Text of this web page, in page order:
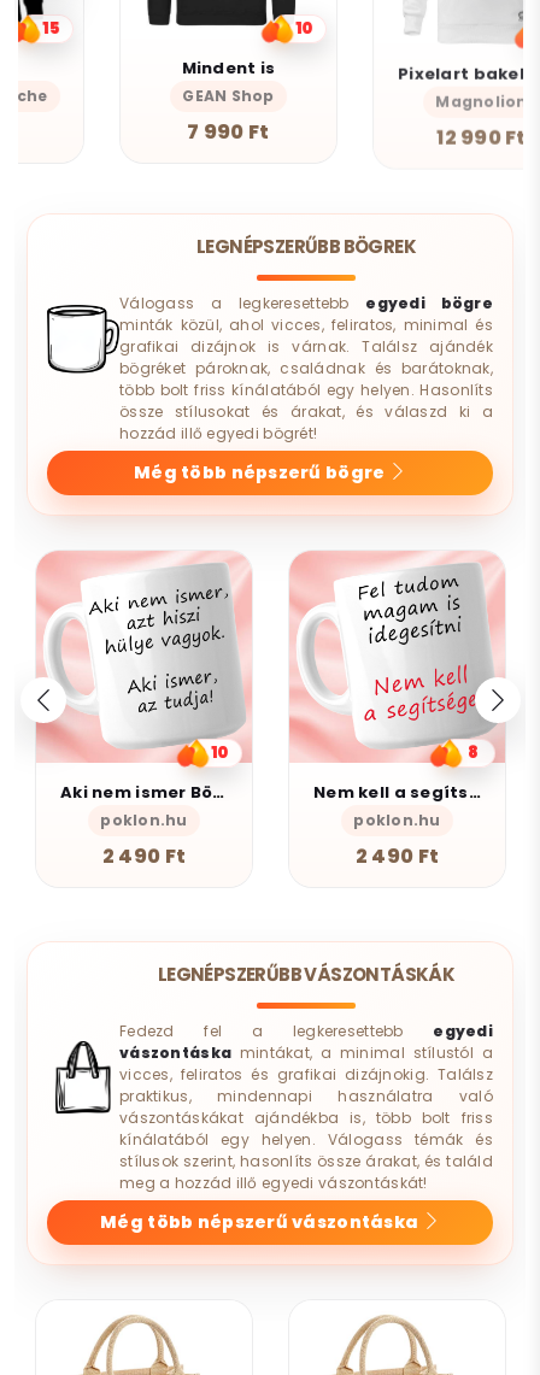
10
Mindent is
GEAN Shop
Pixelart bakelit az űrben v3
Magnolion
12 990 Ft
LEGNÉPSZERŰBB BÖGREK
Válogass a legkeresettebb egyedi bögre
minták közül, ahol vicces, feliratos, minimal és
grafikai dizájnok is várnak. Találsz ajándék
bögréket pároknak, családnak és barátoknak,
több bolt friss kínálatából egy helyen. Hasonlíts
össze stílusokat és árakat, és válaszd ki a
hozzád illő egyedi bögrét!
Még több népszerű bögre
8
Nem kell a segítsé - Bögre
poklon.hu
2 490 Ft
5
AlszomKöszi kerámia bögre - Black Edition
AlszomKöszi- Szarkasztikus-Vicces-
4 490 Ft
LEGNÉPSZERŰBB VÁSZONTÁSKÁK
Fedezd fel a legkeresettebb egyedi
vászontáska mintákat, a minimal stílustól a
vicces, feliratos és grafikai dizájnokig. Találsz
praktikus, mindennapi használatra való
vászontáskákat ajándékba is, több bolt friss
kínálatából egy helyen. Válogass témák és
stílusok szerint, hasonlíts össze árakat, és találd
meg a hozzád illő egyedi vászontáskát!
Még több népszerű vászontáska